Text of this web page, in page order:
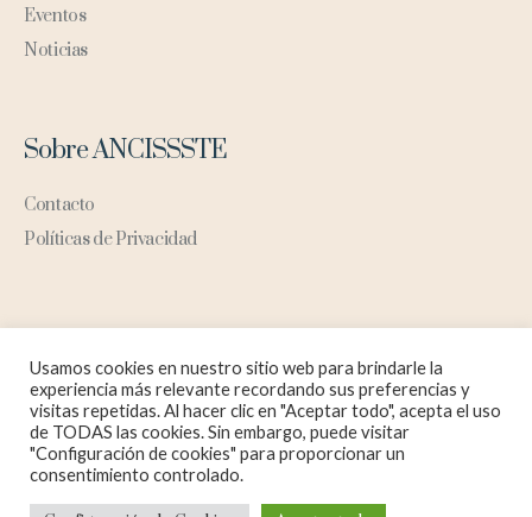
Eventos
Noticias
Sobre ANCISSSTE
Contacto
Políticas de Privacidad
Aviso de Privacidad/ Asociación Nacional de Cardiólogos al
Servicio de los Trabajadores del Estado, A.C. © 2023 /
Usamos cookies en nuestro sitio web para brindarle la
experiencia más relevante recordando sus preferencias y
visitas repetidas. Al hacer clic en "Aceptar todo", acepta el uso
de TODAS las cookies. Sin embargo, puede visitar
"Configuración de cookies" para proporcionar un
consentimiento controlado.